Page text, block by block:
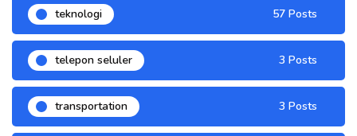
teknologi 57 Posts
telepon seluler 3 Posts
transportation 3 Posts